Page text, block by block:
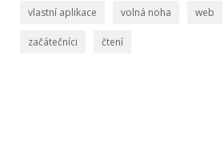
vlastní aplikace volná noha web
začátečníci čtení